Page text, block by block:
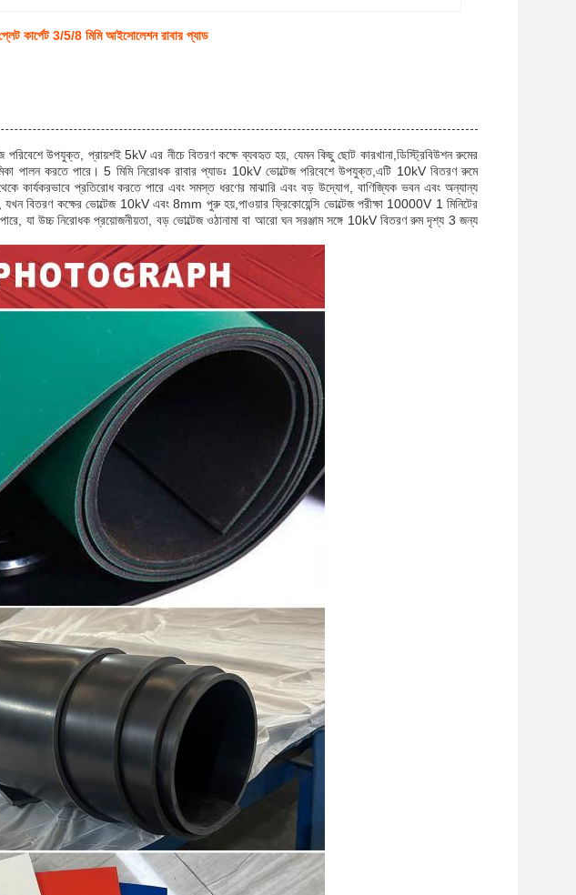
কার্পেট 3/5/8 মিমি আইসোলেশন রাবার প্যাড
উপযুক্ত, প্রায়শই 5kV এর নীচে বিতরণ কক্ষে ব্যবহৃত হয়, যেমন কিছু ছোট কারখানা,ডিস্ট্রিবিউশন রুমের
পালন করতে পারে। 5 মিমি নিরোধক রাবার প্যাডঃ 10kV ভোল্টেজ পরিবেশে উপযুক্ত,এটি 10kV বিতরণ রুমে
কার্যকরভাবে প্রতিরোধ করতে পারে এবং সমস্ত ধরণের মাঝারি এবং বড় উদ্যোগ, বাণিজ্যিক ভবন এবং অন্যান্য
বিতরণ কক্ষের ভোল্টেজ 10kV এবং 8mm পুরু হয়,পাওয়ার ফ্রিকোয়েন্সি ভোল্টেজ পরীক্ষা 10000V 1 মিনিটের
যা উচ্চ নিরোধক প্রয়োজনীয়তা, বড় ভোল্টেজ ওঠানামা বা আরো ঘন সরঞ্জাম সঙ্গে 10kV বিতরণ রুম দৃশ্য 3 জন্য